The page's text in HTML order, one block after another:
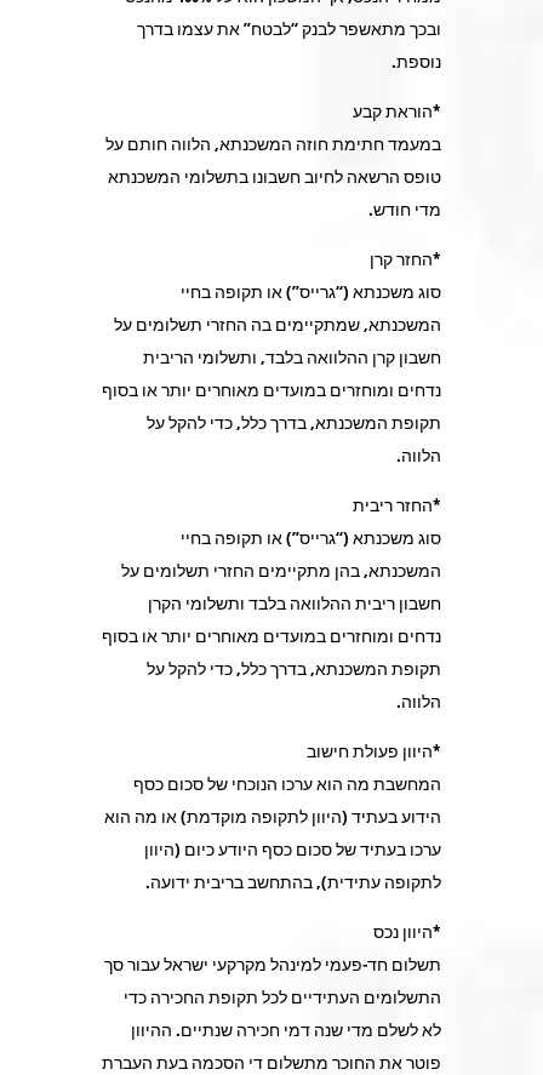
ובכך מתאשפר לבנק “לבטח” את עצמו בדרך
נוספת.
*הוראת קבע
במעמד חתימת חוזה המשכנתא, הלווה חותם על
טופס הרשאה לחיוב חשבונו בתשלומי המשכנתא
מדי חודש.
*החזר קרן
סוג משכנתא (“גרייס”) או תקופה בחיי
המשכנתא, שמתקיימים בה החזרי תשלומים על
חשבון קרן ההלוואה בלבד, ותשלומי הריבית
נדחים ומוחזרים במועדים מאוחרים יותר או בסוף
תקופת המשכנתא, בדרך כלל, כדי להקל על
הלווה.
*החזר ריבית
סוג משכנתא (“גרייס”) או תקופה בחיי
המשכנתא, בהן מתקיימים החזרי תשלומים על
חשבון ריבית ההלוואה בלבד ותשלומי הקרן
נדחים ומוחזרים במועדים מאוחרים יותר או בסוף
תקופת המשכנתא, בדרך כלל, כדי להקל על
הלווה.
*היוון פעולת חישוב
המחשבת מה הוא ערכו הנוכחי של סכום כסף
הידוע בעתיד (היוון לתקופה מוקדמת) או מה הוא
ערכו בעתיד של סכום כסף היודע כיום (היוון
לתקופה עתידית), בהתחשב בריבית ידועה.
*היוון נכס
תשלום חד-פעמי למינהל מקרקעי ישראל עבור סך
התשלומים העתידיים לכל תקופת החכירה כדי
לא לשלם מדי שנה דמי חכירה שנתיים. ההיוון
פוטר את החוכר מתשלום די הסכמה בעת העברת